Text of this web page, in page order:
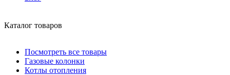
Каталог товаров
Посмотреть все товары
Газовые колонки
Котлы отопления